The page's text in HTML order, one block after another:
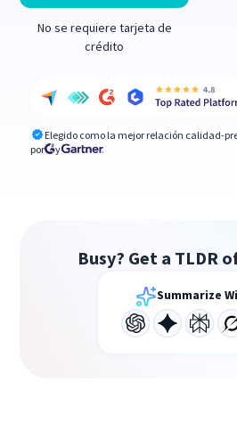
No se requiere tarjeta de
crédito
Elegido como la mejor relación calidad-
por
y
Busy? Get a TLDR
Summarize